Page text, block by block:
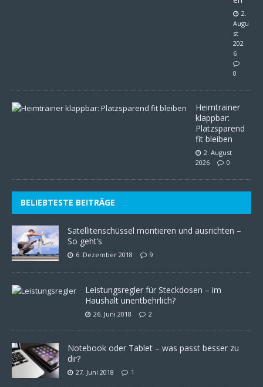
2.
Augu
st
202
6
0
Heimtrainer
klappbar:
Platzsparend
fit bleiben
2. August
2026
0
BELIEBTESTE BEITRÄGE
Satellitenschüssel montieren und ausrichten –
So geht’s
6. Dezember 2018 9
Leistungsregler für Steckdosen – im
Haushalt unentbehrlich?
26. Juni 2018 2
Notebook oder Tablet – was passt besser zu
dir?
27. Juni 2018 1